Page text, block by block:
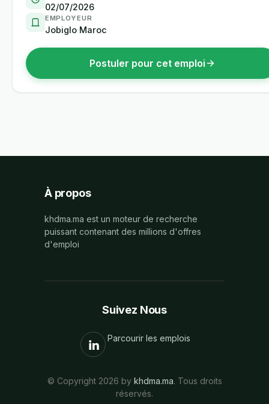
02/07/2026
EMPLOYEUR
Jobiglo Maroc
Postuler pour cet emploi
À propos
khdma.ma est un moteur de recherche
puissant contenant des millions d'offres
d'emploi
Suivez Nous
Parcourir les emplois
© Copyright 2026 by khdma.ma. Tous droits
réservés.